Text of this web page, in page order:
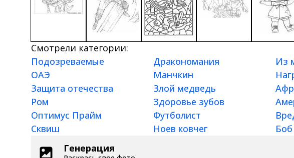
Смотрели категории:
Подозреваемые
Дракономания Из
ОАЭ
Манчкин
Защита отечества
Злой медведь
Ром
Здоровье зубов
Оптимус Прайм
Футболист
Сквиш
Ноев ковчег
Генерация